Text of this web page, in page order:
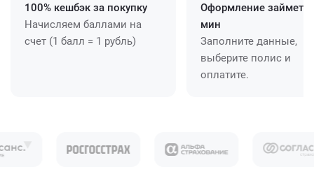
100% кешбэк за покупку
Начисляем баллами на
счет (1 балл = 1 рубль)
Оформление займет
мин
Заполните данные,
выберите полис и
оплатите.